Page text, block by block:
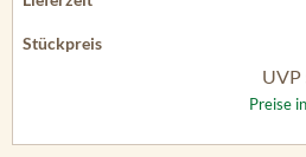
UVP
Preise